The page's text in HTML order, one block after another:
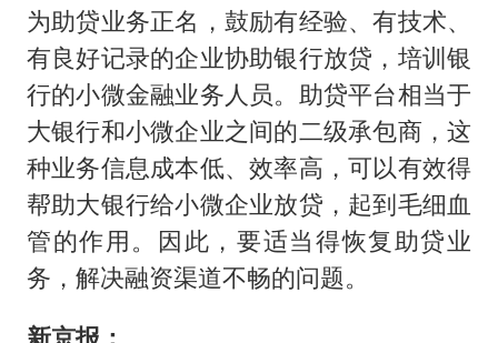
为助贷业务正名，鼓励有经验、有技术、
有良好记录的企业协助银行放贷，培训银
行的小微金融业务人员。助贷平台相当于
大银行和小微企业之间的二级承包商，这
种业务信息成本低、效率高，可以有效得
帮助大银行给小微企业放贷，起到毛细血
管的作用。因此，要适当得恢复助贷业
务，解决融资渠道不畅的问题。